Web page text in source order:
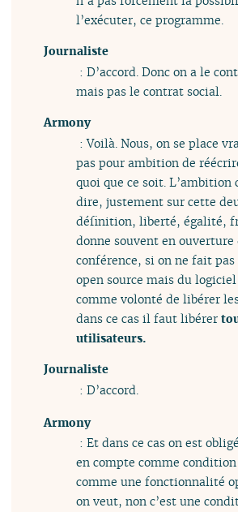
l’exécuter, ce programme.
Journaliste
: D’accord. Donc on a le
mais pas le contrat social.
Armony
: Voilà. Nous, on se place
pas pour ambition de
quoi que ce soit. L’ambition
dire, justement sur cette
définition, liberté, égalité,
donne souvent en ouverture
conférence, si on ne fait
open source mais du
comme volonté de libérer
dans ce cas il faut libérer
utilisateurs.
Journaliste
: D’accord.
Armony
: Et dans ce cas on est
en compte comme condition
comme une fonctionnalité
on veut, non c’est une